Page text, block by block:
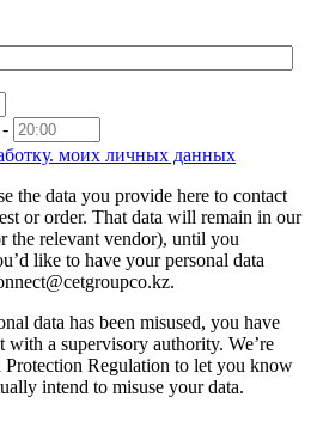
-
моих личных данных
the data you provide here to contact
or order. That data will remain in our
the relevant vendor), until you
like to have your personal data
data has been misused, you have
a supervisory authority. We’re
Regulation to let you know
intend to misuse your data.